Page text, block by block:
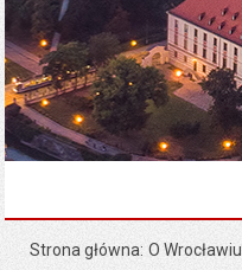
Strona główna O Wrocławiu